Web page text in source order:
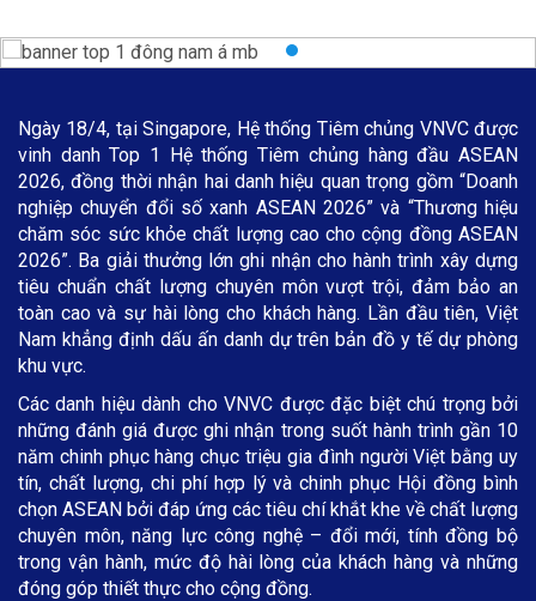
Ngày 18/4, tại Singapore, Hệ thống Tiêm chủng VNVC được
vinh danh Top 1 Hệ thống Tiêm chủng hàng đầu ASEAN
2026, đồng thời nhận hai danh hiệu quan trọng gồm “Doanh
nghiệp chuyển đổi số xanh ASEAN 2026” và “Thương hiệu
chăm sóc sức khỏe chất lượng cao cho cộng đồng ASEAN
2026”. Ba giải thưởng lớn ghi nhận cho hành trình xây dựng
tiêu chuẩn chất lượng chuyên môn vượt trội, đảm bảo an
toàn cao và sự hài lòng cho khách hàng. Lần đầu tiên, Việt
Nam khẳng định dấu ấn danh dự trên bản đồ y tế dự phòng
khu vực.
Các danh hiệu dành cho VNVC được đặc biệt chú trọng bởi
những đánh giá được ghi nhận trong suốt hành trình gần 10
năm chinh phục hàng chục triệu gia đình người Việt bằng uy
tín, chất lượng, chi phí hợp lý và chinh phục Hội đồng bình
chọn ASEAN bởi đáp ứng các tiêu chí khắt khe về chất lượng
chuyên môn, năng lực công nghệ – đổi mới, tính đồng bộ
trong vận hành, mức độ hài lòng của khách hàng và những
đóng góp thiết thực cho cộng đồng.